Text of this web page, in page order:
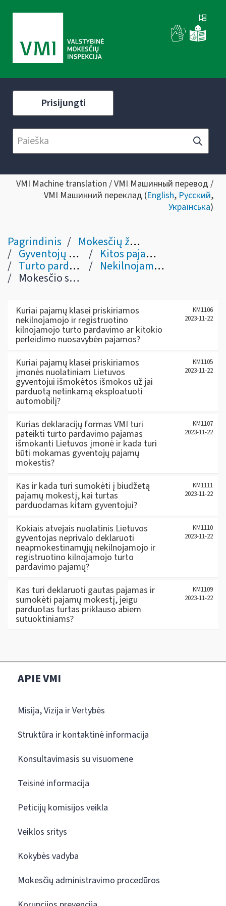
Prisijungti
VMI Machine translation / VMI Машинный перевод /
VMI Машинний переклад (English, Русский,
Українська)
Pagrindinis Mokesčių žinynas
Gyventojų pajamų mokestis Kitos pajamos / išmokos (pagal abėcėlę)
Turto pardavimo pajamos Nekilnojamojo ir registruotino kilnojamojo turto
Mokesčio sumokėjimas ir deklaravimas
Kuriai pajamų klasei priskiriamos
nekilnojamojo ir registruotino
kilnojamojo turto pardavimo ar kitokio
perleidimo nuosavybėn pajamos?
KM1106
2023-11-22
Kuriai pajamų klasei priskiriamos
įmonės nuolatiniam Lietuvos
gyventojui išmokėtos išmokos už jai
parduotą netinkamą eksploatuoti
automobilį?
KM1105
2023-11-22
Kurias deklaracijų formas VMI turi
pateikti turto pardavimo pajamas
išmokanti Lietuvos įmonė ir kada turi
būti mokamas gyventojų pajamų
mokestis?
KM1107
2023-11-22
Kas ir kada turi sumokėti į biudžetą
pajamų mokestį, kai turtas
parduodamas kitam gyventojui?
KM1111
2023-11-22
Kokiais atvejais nuolatinis Lietuvos
gyventojas neprivalo deklaruoti
neapmokestinamųjų nekilnojamojo ir
registruotino kilnojamojo turto
pardavimo pajamų?
KM1110
2023-11-22
Kas turi deklaruoti gautas pajamas ir
sumokėti pajamų mokestį, jeigu
parduotas turtas priklauso abiem
sutuoktiniams?
KM1109
2023-11-22
APIE VMI
Misija, Vizija ir Vertybės
Struktūra ir kontaktinė informacija
Konsultavimasis su visuomene
Teisinė informacija
Peticijų komisijos veikla
Veiklos sritys
Kokybės vadyba
Mokesčių administravimo procedūros